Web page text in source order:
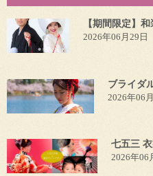
【期間限定】
2026年06月29日
ブライダ
2026年06
七五三
2026年06